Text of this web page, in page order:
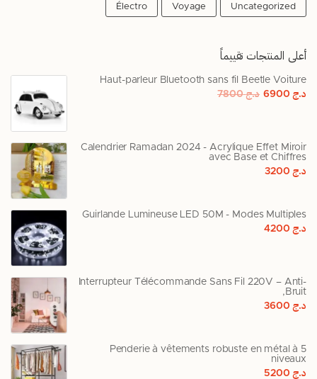
Uncategorized
Voyage
Électro
أعلى المنتجات تقييماً
Haut-parleur Bluetooth sans fil Beetle Voiture
د.ج6900 د.ج7800
Calendrier Ramadan 2024 - Acrylique Effet Miroir
avec Base et Chiffres
د.ج3200
Guirlande Lumineuse LED 50M - Modes Multiples
د.ج4200
Interrupteur Télécommande Sans Fil 220V – Anti-
Bruit,
د.ج3600
Penderie à vêtements robuste en métal à 5
niveaux
د.ج5200